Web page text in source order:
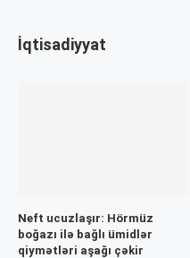
İqtisadiyyat
Neft ucuzlaşır: Hörmüz
boğazı ilə bağlı ümidlər
qiymətləri aşağı çəkir